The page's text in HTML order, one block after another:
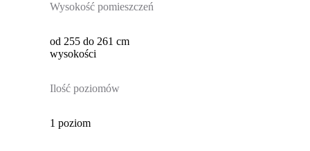
Wysokość pomieszczeń
od 255 do 261 cm
wysokości
Ilość poziomów
1 poziom